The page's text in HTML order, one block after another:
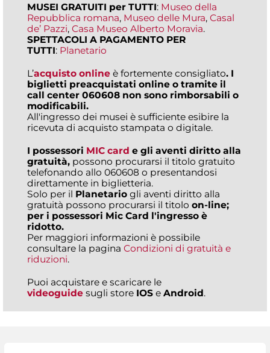
MUSEI GRATUITI per TUTTI: Museo della
Repubblica romana, Museo delle Mura, Casal
de’ Pazzi, Casa Museo Alberto Moravia.
SPETTACOLI A PAGAMENTO PER
TUTTI: Planetario
L’acquisto online è fortemente consigliato. I
biglietti preacquistati online o tramite il
call center 060608 non sono rimborsabili o
modificabili.
All'ingresso dei musei è sufficiente esibire la
ricevuta di acquisto stampata o digitale.
I possessori MIC card e gli aventi diritto alla
gratuità, possono procurarsi il titolo gratuito
telefonando allo 060608 o presentandosi
direttamente in biglietteria.
Solo per il Planetario gli aventi diritto alla
gratuità possono procurarsi il titolo on-line;
per i possessori Mic Card l'ingresso è
ridotto.
Per maggiori informazioni è possibile
consultare la pagina Condizioni di gratuità e
riduzioni.
Puoi acquistare e scaricare le
videoguide sugli store IOS e Android.